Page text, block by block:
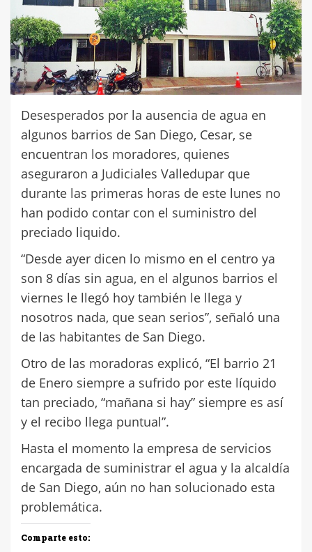
Desesperados por la ausencia de agua en
algunos barrios de San Diego, Cesar, se
encuentran los moradores, quienes
aseguraron a Judiciales Valledupar que
durante las primeras horas de este lunes no
han podido contar con el suministro del
preciado liquido.
“Desde ayer dicen lo mismo en el centro ya
son 8 días sin agua, en el algunos barrios el
viernes le llegó hoy también le llega y
nosotros nada, que sean serios”, señaló una
de las habitantes de San Diego.
Otro de las moradoras explicó, “El barrio 21
de Enero siempre a sufrido por este líquido
tan preciado, “mañana si hay” siempre es así
y el recibo llega puntual”.
Hasta el momento la empresa de servicios
encargada de suministrar el agua y la alcaldía
de San Diego, aún no han solucionado esta
problemática.
Comparte esto: